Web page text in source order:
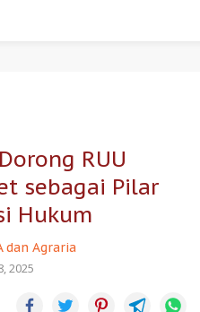
RUU
sebagai Pilar
Hukum
dan Agraria
2025